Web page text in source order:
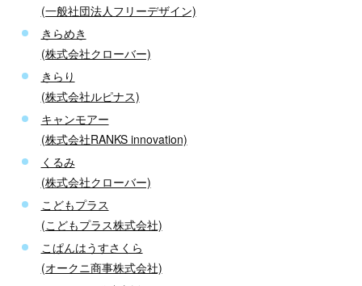
(一般社団法人フリーデザイン)
きらめき
(株式会社クローバー)
きらり
(株式会社ルピナス)
キャンモアー
(株式会社RANKS innovation)
くるみ
(株式会社クローバー)
こどもプラス
(こどもプラス株式会社)
こぱんはうすさくら
(オークニ商事株式会社)